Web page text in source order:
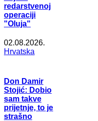
redarstvenoj
operaciji
"Oluja"
02.08.2026.
Hrvatska
Don Damir
Stojić: Dobio
sam takve
prijetnje, to je
strašno